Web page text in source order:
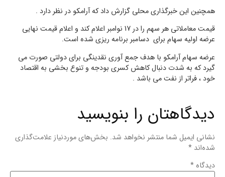
همچنین این خبرگذاری محلی گزارش داد که آرامکو در نظر دارد .
قیمت معاملاتی هر سهم را در 17 نوامبر اعلام کند و اعلام قیمت نهایی
عرضه اولیه سهام برای دسامبر برنامه ریزی شده است.
عرضه سهام آرامکو با هدف جمع آوری نقدینگی برای دولتی صورت می
گیرد که به شدت دنبال کاهش کسری بودجه و تنوع بخشی به اقتصاد
خود ، فراتر از نفت می باشد .
دیدگاهتان را بنویسید
نشانی ایمیل شما منتشر نخواهد شد. بخش‌های موردنیاز علامت‌گذاری
شده‌اند *
دیدگاه *